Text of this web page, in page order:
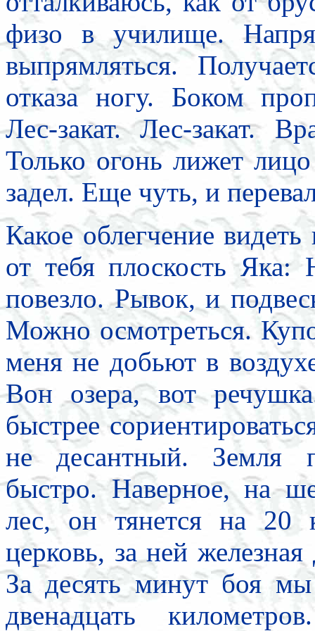
физо в училище.
выпрямляться.
отказа ногу. Боком
Лес-закат. Лес-закат.
Только огонь лижет
задел. Еще чуть, и
Какое облегчение
от тебя плоскость
повезло. Рывок, и
Можно осмотреться.
меня не добьют в
Вон озера, вот
быстрее
не десантный. Земля
быстро. Наверное, на
лес, он тянется на 20
церковь, за ней
За десять минут боя
двенадцать